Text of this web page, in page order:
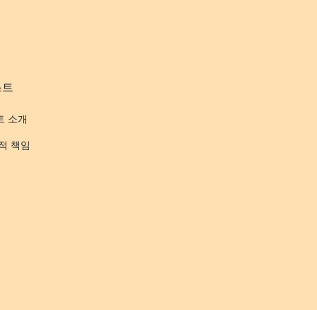
소개
책임